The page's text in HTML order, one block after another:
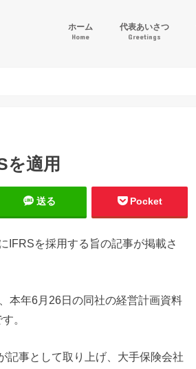
ホーム
Home
代表あいさつ
Greetings
を適用
送る Pocket
IFRSを採用する旨の記事が掲載さ
本年6月26日の同社の経営計画資料
。
記事として取り上げ、大手保険会社